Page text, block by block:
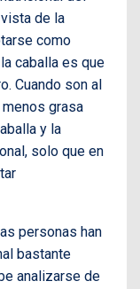
de la
como
caballa es que
Cuando son al
grasa
y la
solo que en
personas han
bastante
analizarse de